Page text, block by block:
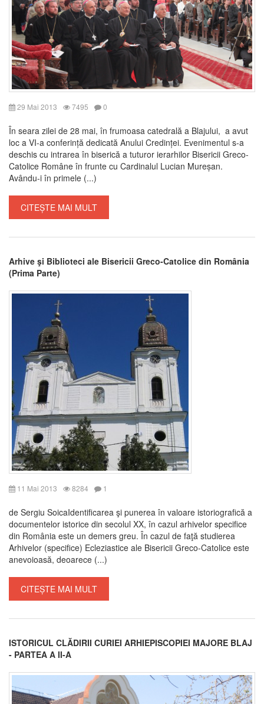
29 Mai 2013 7495 0
În seara zilei de 28 mai, în frumoasa catedrală a Blajului, a avut
loc a VI-a conferință dedicată Anului Credinței. Evenimentul s-a
deschis cu intrarea în biserică a tuturor ierarhilor Bisericii Greco-
Catolice Române în frunte cu Cardinalul Lucian Mureșan.
Avându-i în primele (...)
CITEȘTE MAI MULT
Arhive şi Biblioteci ale Bisericii Greco-Catolice din România
(Prima Parte)
11 Mai 2013 8284 1
de Sergiu SoicaIdentificarea şi punerea în valoare istoriografică a
documentelor istorice din secolul XX, în cazul arhivelor specifice
din România este un demers greu. În cazul de faţă studierea
Arhivelor (specifice) Ecleziastice ale Bisericii Greco-Catolice este
anevoioasă, deoarece (...)
CITEȘTE MAI MULT
ISTORICUL CLĂDIRII CURIEI ARHIEPISCOPIEI MAJORE BLAJ
- PARTEA A II-A